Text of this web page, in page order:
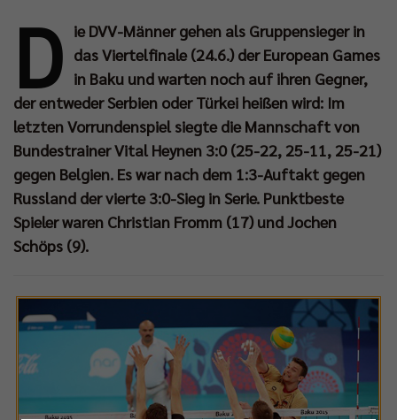
D ie DVV-Männer gehen als Gruppensieger in
das Viertelfinale (24.6.) der European Games
in Baku und warten noch auf ihren Gegner,
der entweder Serbien oder Türkei heißen wird: Im
letzten Vorrundenspiel siegte die Mannschaft von
Bundestrainer Vital Heynen 3:0 (25-22, 25-11, 25-21)
gegen Belgien. Es war nach dem 1:3-Auftakt gegen
Russland der vierte 3:0-Sieg in Serie. Punktbeste
Spieler waren Christian Fromm (17) und Jochen
Schöps (9).